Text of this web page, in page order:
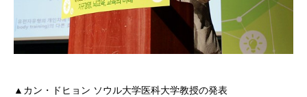
▲カン・ドヒョン ソウル大学医科大学教授の発表